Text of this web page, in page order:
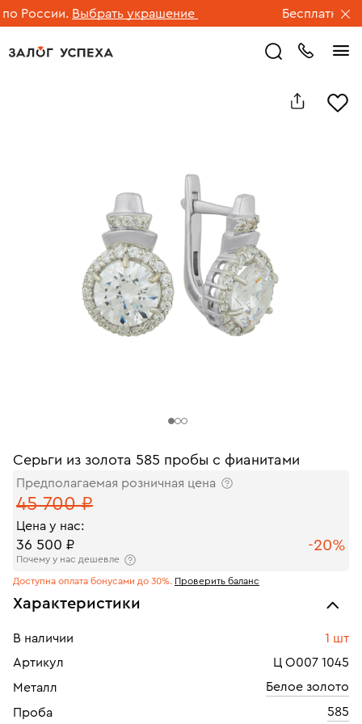
России. Выбрать украшение Бесплатная
Серьги из золота 585 пробы с фианитами
Предполагаемая розничная цена
45 700 ₽
Цена у нас:
36 500 ₽ -20%
Почему у нас дешевле
Доступна оплата бонусами до 30%. Проверить баланс
Характеристики
В наличии
1 шт
Артикул
Ц О007 1045
Металл
Белое золото
Проба
585